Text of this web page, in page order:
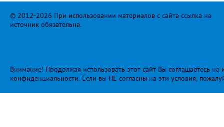
© 2012-2026 При использовании материалов с сайта ссылка на
источник обязательна.
Внимание! Продолжая использовать этот сайт Вы соглашаетесь
конфиденциальности. Если вы НЕ согласны на эти условия,